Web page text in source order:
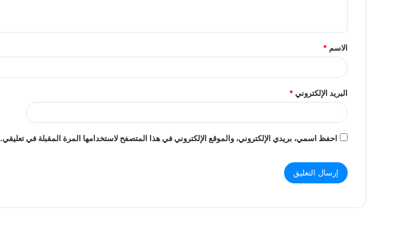
ق
*
الاسم *
البريد الإلكتروني*
احفظ اسمي، بريدي الإلكتروني، والموقع الإلكتروني في هذا المتصفح لاستخدامها المرة المقبلة في تعليقي.